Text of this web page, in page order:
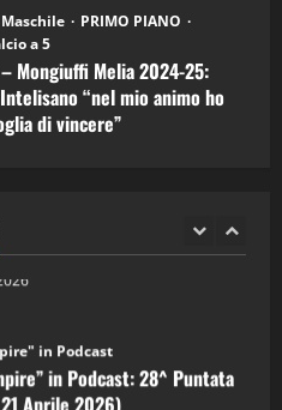
PRIMO PIANO
a 5
Mongiuffi Melia 2024-25:
“nel mio animo ho
di vincere”
in Podcast: 30^ Puntata
Maggio 2026)
Aprile 2026)